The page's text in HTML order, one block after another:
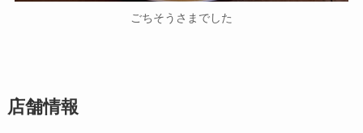
ごちそうさまでした
店舗情報